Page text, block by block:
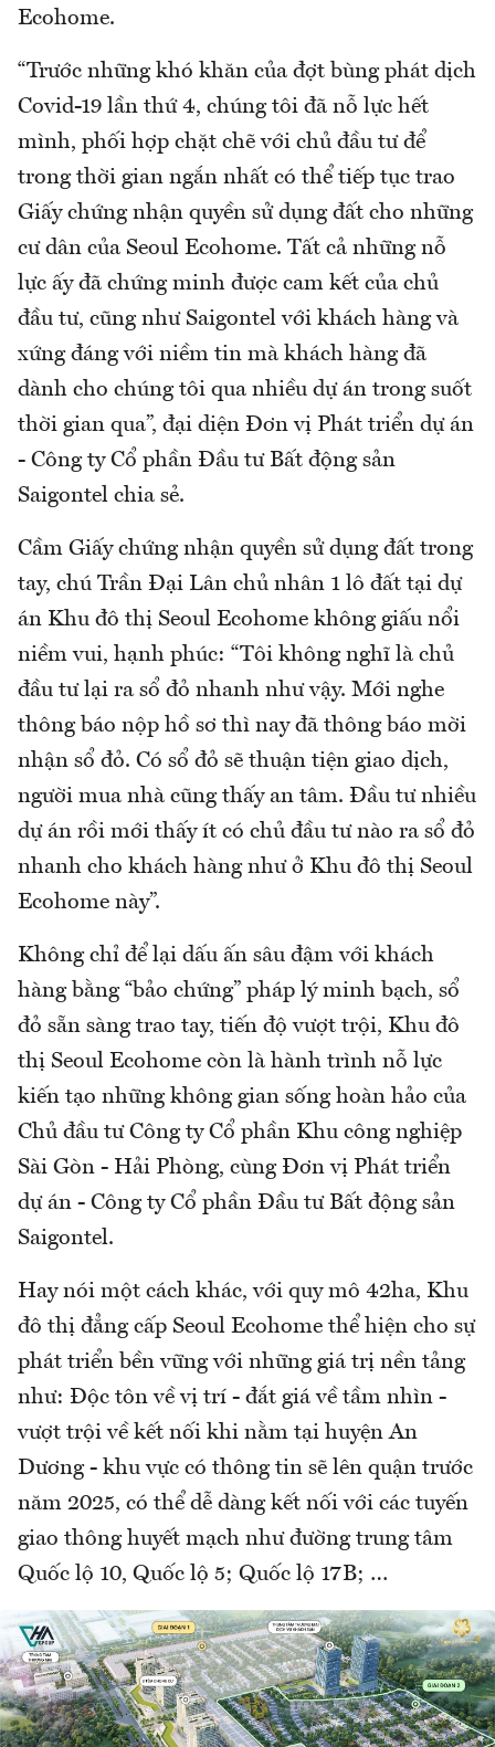
Ecohome.
“Trước những khó khăn của đợt bùng phát dịch
Covid-19 lần thứ 4, chúng tôi đã nỗ lực hết
mình, phối hợp chặt chẽ với chủ đầu tư để
trong thời gian ngắn nhất có thể tiếp tục trao
Giấy chứng nhận quyền sử dụng đất cho những
cư dân của Seoul Ecohome. Tất cả những nỗ
lực ấy đã chứng minh được cam kết của chủ
đầu tư, cũng như Saigontel với khách hàng và
xứng đáng với niềm tin mà khách hàng đã
dành cho chúng tôi qua nhiều dự án trong suốt
thời gian qua”, đại diện Đơn vị Phát triển dự án
- Công ty Cổ phần Đầu tư Bất động sản
Saigontel chia sẻ.
Cầm Giấy chứng nhận quyền sử dụng đất trong
tay, chú Trần Đại Lân chủ nhân 1 lô đất tại dự
án Khu đô thị Seoul Ecohome không giấu nổi
niềm vui, hạnh phúc: “Tôi không nghĩ là chủ
đầu tư lại ra sổ đỏ nhanh như vậy. Mới nghe
thông báo nộp hồ sơ thì nay đã thông báo mời
nhận sổ đỏ. Có sổ đỏ sẽ thuận tiện giao dịch,
người mua nhà cũng thấy an tâm. Đầu tư nhiều
dự án rồi mới thấy ít có chủ đầu tư nào ra sổ đỏ
nhanh cho khách hàng như ở Khu đô thị Seoul
Ecohome này”.
Không chỉ để lại dấu ấn sâu đậm với khách
hàng bằng “bảo chứng” pháp lý minh bạch, sổ
đỏ sẵn sàng trao tay, tiến độ vượt trội, Khu đô
thị Seoul Ecohome còn là hành trình nỗ lực
kiến tạo những không gian sống hoàn hảo của
Chủ đầu tư Công ty Cổ phần Khu công nghiệp
Sài Gòn - Hải Phòng, cùng Đơn vị Phát triển
dự án - Công ty Cổ phần Đầu tư Bất động sản
Saigontel.
Hay nói một cách khác, với quy mô 42ha, Khu
đô thị đẳng cấp Seoul Ecohome thể hiện cho sự
phát triển bền vững với những giá trị nền tảng
như: Độc tôn về vị trí - đắt giá về tầm nhìn -
vượt trội về kết nối khi nằm tại huyện An
Dương - khu vực có thông tin sẽ lên quận trước
năm 2025, có thể dễ dàng kết nối với các tuyến
giao thông huyết mạch như đường trung tâm
Quốc lộ 10, Quốc lộ 5; Quốc lộ 17B; …